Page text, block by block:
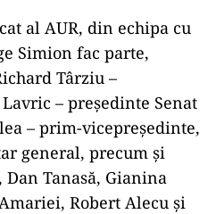
al AUR, din echipa cu
Simion fac parte,
Târziu –
– preşedinte Senat
– prim-vicepreşedinte,
general, precum şi
Tanasă, Gianina
Robert Alecu şi